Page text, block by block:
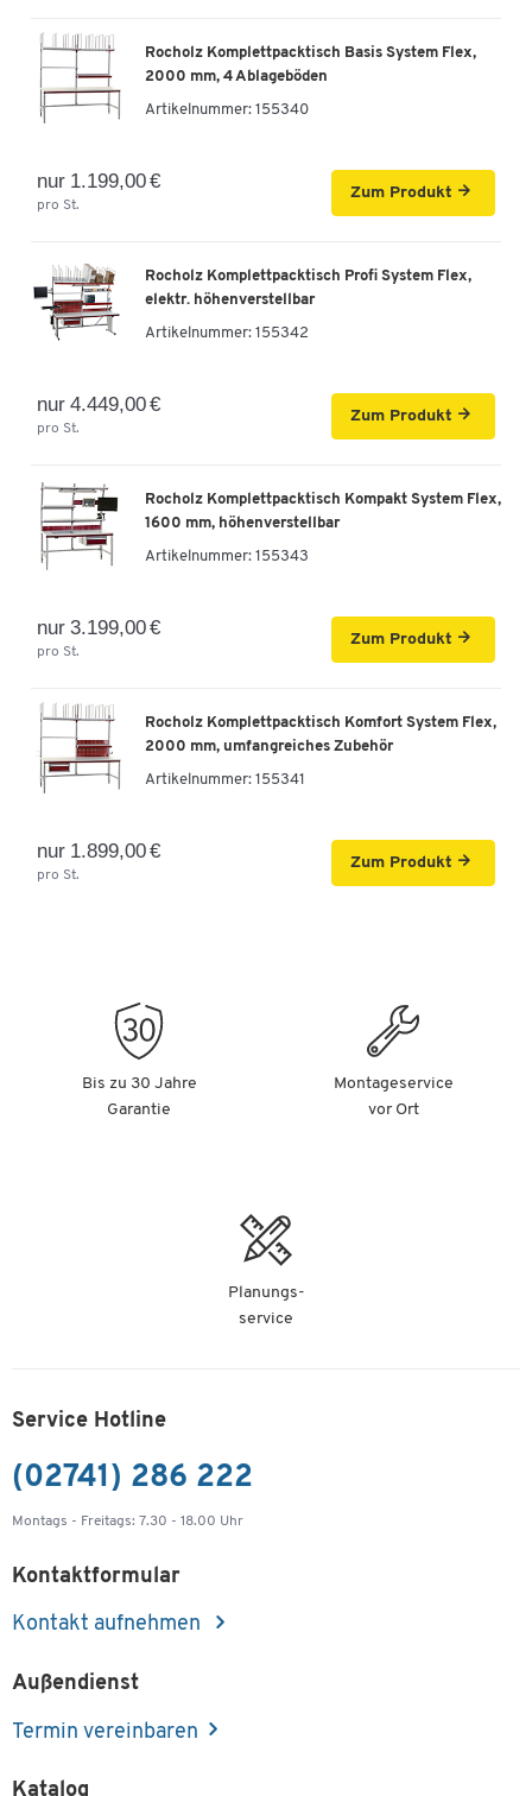
Rocholz Komplettpacktisch Basis System Flex,
2000 mm, 4 Ablageböden
Artikelnummer: 155340
nur 1.199,00 €
pro St.
Zum Produkt
Rocholz Komplettpacktisch Profi System Flex,
elektr. höhenverstellbar
Artikelnummer: 155342
nur 4.449,00 €
pro St.
Zum Produkt
Rocholz Komplettpacktisch Kompakt System Flex,
1600 mm, höhenverstellbar
Artikelnummer: 155343
nur 3.199,00 €
pro St.
Zum Produkt
Rocholz Komplettpacktisch Komfort System Flex,
2000 mm, umfangreiches Zubehör
Artikelnummer: 155341
nur 1.899,00 €
pro St.
Zum Produkt
Bis zu 30 Jahre
Garantie
Montageservice
vor Ort
Planungs-
service
Service Hotline
(02741) 286 222
Montags - Freitags: 7.30 - 18.00 Uhr
Kontaktformular
Kontakt aufnehmen
Außendienst
Termin vereinbaren
Katalog